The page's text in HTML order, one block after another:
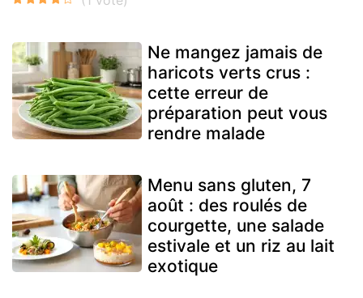
Ne mangez jamais de
haricots verts crus :
cette erreur de
préparation peut vous
rendre malade
Menu sans gluten, 7
août : des roulés de
courgette, une salade
estivale et un riz au lait
exotique